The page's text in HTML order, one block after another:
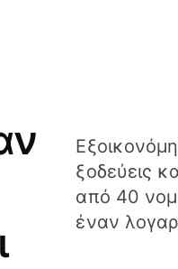
ξοδεύεις
από 40
έναν